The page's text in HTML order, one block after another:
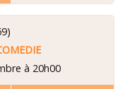
à 20h00